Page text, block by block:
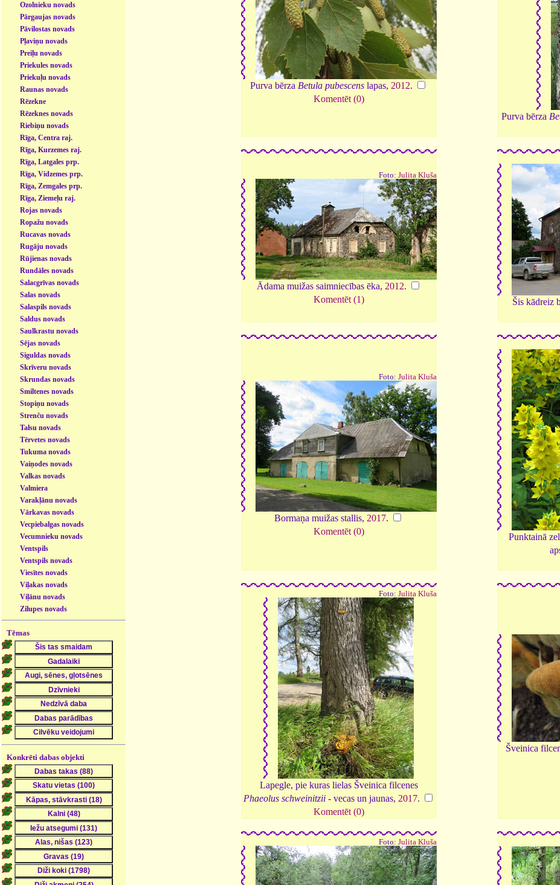
Ozolnieku novads
Pārgaujas novads
Pāvilostas novads
Pļaviņu novads
Preiļu novads
Priekules novads
Priekuļu novads
Raunas novads
Rēzekne
Rēzeknes novads
Riebiņu novads
Rīga, Centra raj.
Rīga, Kurzemes raj.
Rīga, Latgales prp.
Rīga, Vidzemes prp.
Rīga, Zemgales prp.
Rīga, Ziemeļu raj.
Rojas novads
Ropažu novads
Rucavas novads
Rugāju novads
Rūjienas novads
Rundāles novads
Salacgrīvas novads
Salas novads
Salaspils novads
Saldus novads
Saulkrastu novads
Sējas novads
Siguldas novads
Skrīveru novads
Skrundas novads
Smiltenes novads
Stopiņu novads
Strenču novads
Talsu novads
Tērvetes novads
Tukuma novads
Vaiņodes novads
Valkas novads
Valmiera
Varakļānu novads
Vārkavas novads
Vecpiebalgas novads
Vecumnieku novads
Ventspils
Ventspils novads
Viesītes novads
Viļakas novads
Viļānu novads
Zilupes novads
Tēmas
Konkrēti dabas objekti
Purva bērza Betula pubescens lapas, 2012.
Komentēt (0)
Purva bērza
Foto: Julita Kluša
Ādama muižas saimniecības ēka, 2012.
Komentēt (1)
Šis kādreiz
Foto: Julita Kluša
Bormaņa muižas stallis, 2017.
Komentēt (0)
Punktainā
Foto: Julita Kluša
Lapegle, pie kuras lielas Šveinica filcenes
Phaeolus schweinitzii- vecas un jaunas, 2017.
Komentēt (0)
Šveinica
Foto: Julita Kluša